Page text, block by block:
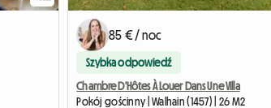
85 € / noc
Szybka odpowiedź
Chambre D'Hôtes À Louer Dans Une Villa
Pokój gościnny | Walhain (1457) | 26 M2